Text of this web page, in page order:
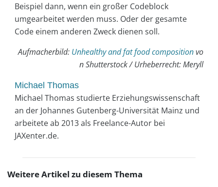
Beispiel dann, wenn ein großer Codeblock
umgearbeitet werden muss. Oder der gesamte
Code einem anderen Zweck dienen soll.
Aufmacherbild: Unhealthy and fat food compositionvo
n Shutterstock / Urheberrecht: Meryll
Michael Thomas
Michael Thomas studierte Erziehungswissenschaft
an der Johannes Gutenberg-Universität Mainz und
arbeitete ab 2013 als Freelance-Autor bei
JAXenter.de.
Weitere Artikel zu diesem Thema